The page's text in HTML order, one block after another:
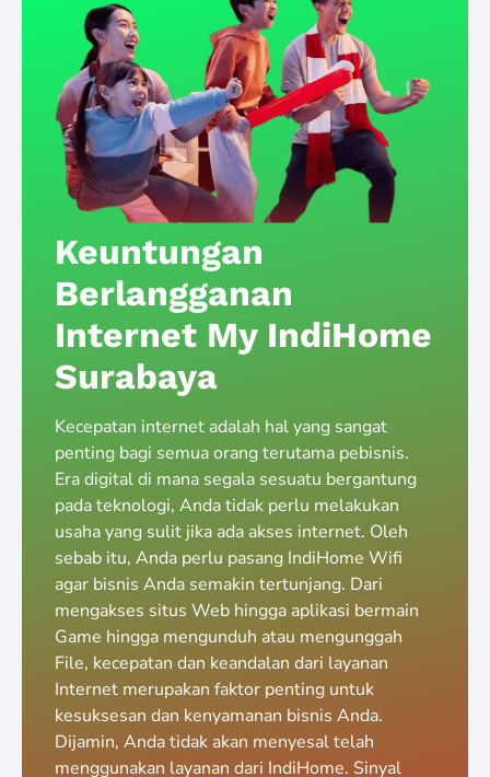
Keuntungan
Berlangganan
Internet My IndiHome
Surabaya
Kecepatan internet adalah hal yang sangat
penting bagi semua orang terutama pebisnis.
Era digital di mana segala sesuatu bergantung
pada teknologi, Anda tidak perlu melakukan
usaha yang sulit jika ada akses internet. Oleh
sebab itu, Anda perlu pasang IndiHome Wifi
agar bisnis Anda semakin tertunjang. Dari
mengakses situs Web hingga aplikasi bermain
Game hingga mengunduh atau mengunggah
File, kecepatan dan keandalan dari layanan
Internet merupakan faktor penting untuk
kesuksesan dan kenyamanan bisnis Anda.
Dijamin, Anda tidak akan menyesal telah
menggunakan layanan dari IndiHome. Sinyal